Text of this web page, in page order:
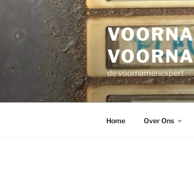
inhoud
de voornamenexpert
Home Over Ons